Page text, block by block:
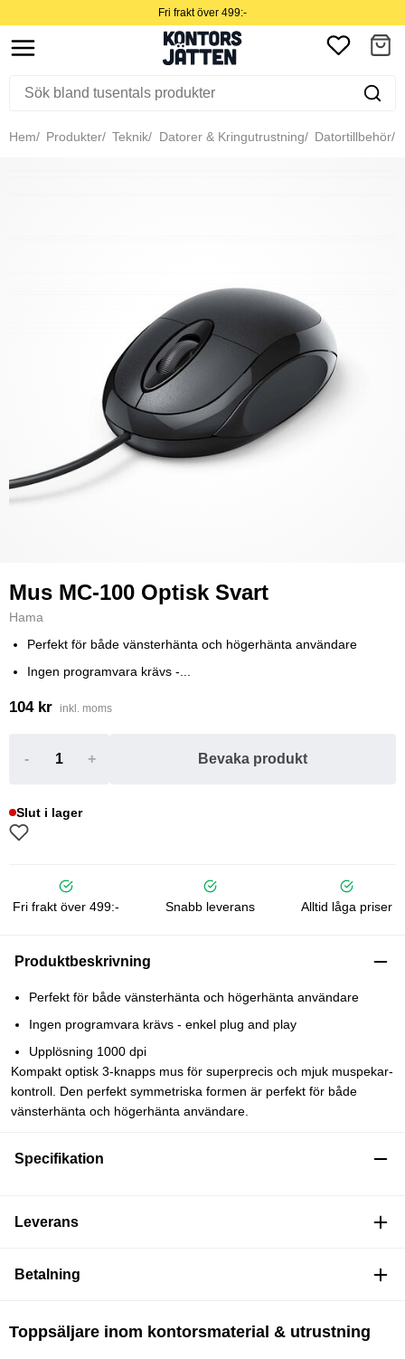
Fri frakt över 499:-
Hem Produkter Teknik Datorer & Kringutrustning Datortillbehör
Mus MC-100 Optisk Svart
Hama
Perfekt för både vänsterhänta och högerhänta användare
Ingen programvara krävs -...
104 kr inkl. moms
- + Bevaka produkt
Slut i lager
Fri frakt över 499:- Snabb leverans Alltid låga priser
Produktbeskrivning
Perfekt för både vänsterhänta och högerhänta användare
Ingen programvara krävs - enkel plug and play
Upplösning 1000 dpi
Kompakt optisk 3-knapps mus för superprecis och mjuk muspekar-
kontroll. Den perfekt symmetriska formen är perfekt för både
vänsterhänta och högerhänta användare.
Specifikation
Leverans
Betalning
Toppsäljare inom kontorsmaterial & utrustning